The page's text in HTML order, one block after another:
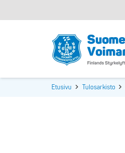
Etusivu Tulosarkisto